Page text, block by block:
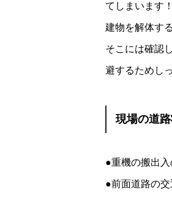
てしまいます！
建物を解体す
そこには確認
避するためし
現場の道
●重機の搬出入
●前面道路の交